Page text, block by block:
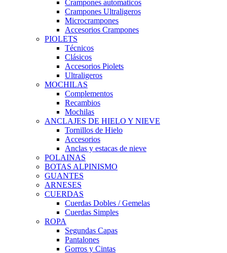
Crampones automaticos
Crampones Ultraligeros
Microcrampones
Accesorios Crampones
PIOLETS
Técnicos
Clásicos
Accesorios Piolets
Ultraligeros
MOCHILAS
Complementos
Recambios
Mochilas
ANCLAJES DE HIELO Y NIEVE
Tornillos de Hielo
Accesorios
Anclas y estacas de nieve
POLAINAS
BOTAS ALPINISMO
GUANTES
ARNESES
CUERDAS
Cuerdas Dobles / Gemelas
Cuerdas Simples
ROPA
Segundas Capas
Pantalones
Gorros y Cintas